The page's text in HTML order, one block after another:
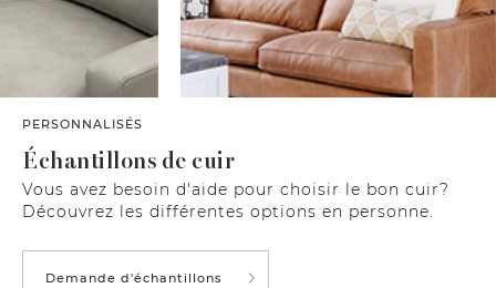
PERSONNALISÉS
Échantillons de cuir
Vous avez besoin d'aide pour choisir le bon cuir?
Découvrez les différentes options en personne.
Demande d'échantillons